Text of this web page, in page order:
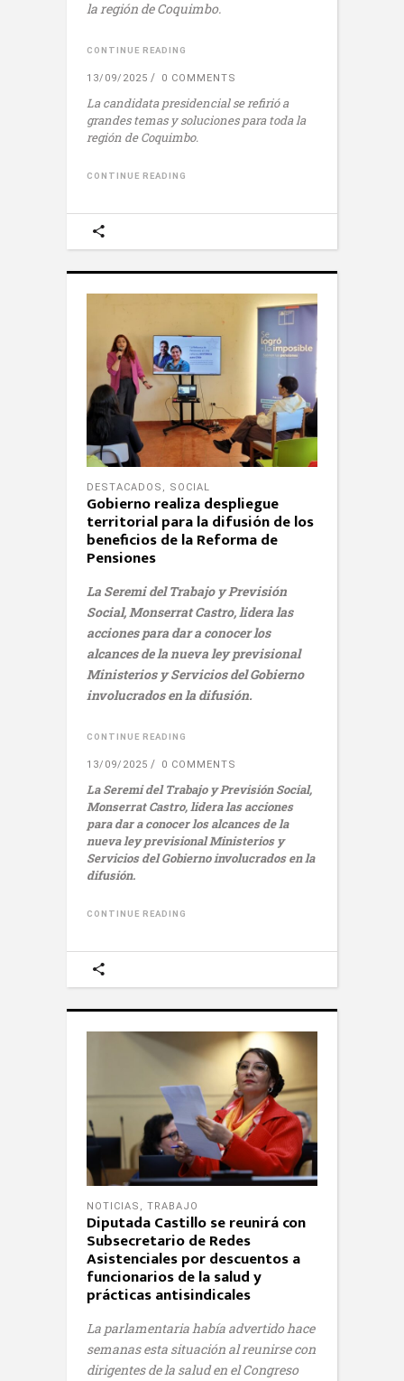
la región de Coquimbo.
CONTINUE READING
13/09/2025 0 COMMENTS
La candidata presidencial se refirió a
grandes temas y soluciones para toda la
región de Coquimbo.
CONTINUE READING
DESTACADOS , SOCIAL
Gobierno realiza despliegue
territorial para la difusión de los
beneficios de la Reforma de
Pensiones
La Seremi del Trabajo y Previsión
Social, Monserrat Castro, lidera las
acciones para dar a conocer los
alcances de la nueva ley previsional
Ministerios y Servicios del Gobierno
involucrados en la difusión.
CONTINUE READING
13/09/2025 0 COMMENTS
La Seremi del Trabajo y Previsión Social,
Monserrat Castro, lidera las acciones
para dar a conocer los alcances de la
nueva ley previsional Ministerios y
Servicios del Gobierno involucrados en la
difusión.
CONTINUE READING
NOTICIAS , TRABAJO
Diputada Castillo se reunirá con
Subsecretario de Redes
Asistenciales por descuentos a
funcionarios de la salud y
prácticas antisindicales
La parlamentaria había advertido hace
semanas esta situación al reunirse con
dirigentes de la salud en el Congreso